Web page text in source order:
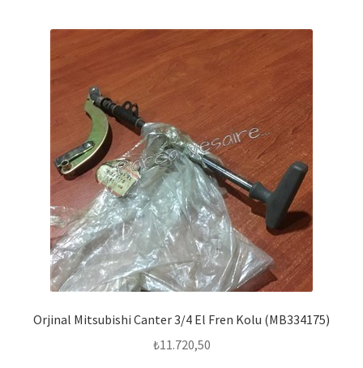
Orjinal Mitsubishi Canter 3/4 El Fren Kolu (MB334175)
₺11.720,50